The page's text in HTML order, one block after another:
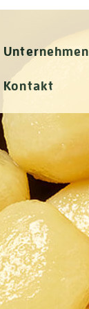
Unternehmen
Kontakt